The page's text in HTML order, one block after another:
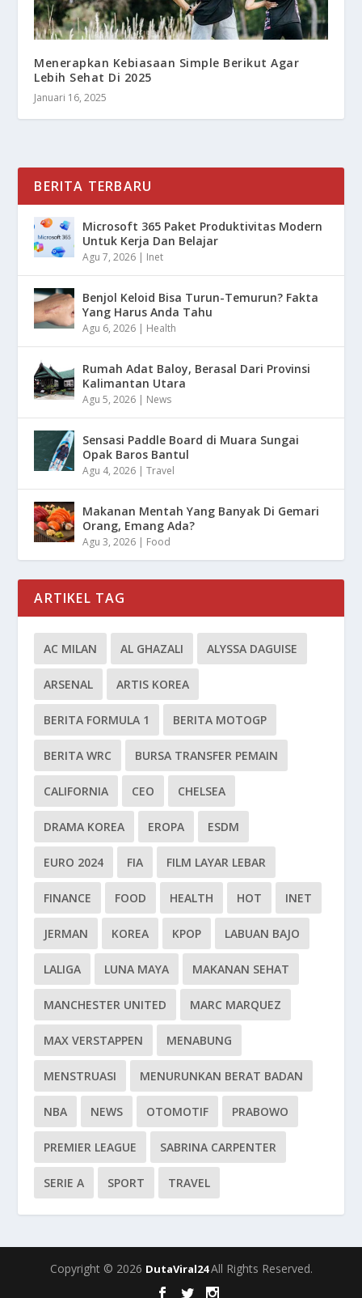
Menerapkan Kebiasaan Simple Berikut Agar
Lebih Sehat Di 2025
Januari 16, 2025
BERITA TERBARU
Microsoft 365 Paket Produktivitas Modern
Untuk Kerja Dan Belajar
Agu 7, 2026 | Inet
Benjol Keloid Bisa Turun-Temurun? Fakta
Yang Harus Anda Tahu
Agu 6, 2026 | Health
Rumah Adat Baloy, Berasal Dari Provinsi
Kalimantan Utara
Agu 5, 2026 | News
Sensasi Paddle Board di Muara Sungai
Opak Baros Bantul
Agu 4, 2026 |Travel
Makanan Mentah Yang Banyak Di Gemari
Orang, Emang Ada?
Agu 3, 2026 | Food
ARTIKEL TAG
AC MILAN AL GHAZALI ALYSSA DAGUISE
ARSENAL ARTIS KOREA
BERITA FORMULA 1 BERITA MOTOGP
BERITA WRC BURSA TRANSFER PEMAIN
CALIFORNIA CEO CHELSEA
DRAMA KOREA EROPA ESDM
EURO 2024 FIA FILM LAYAR LEBAR
FINANCE FOOD HEALTH HOT INET
JERMAN KOREA KPOP LABUAN BAJO
LALIGA LUNA MAYA MAKANAN SEHAT
MANCHESTER UNITED MARC MARQUEZ
MAX VERSTAPPEN MENABUNG
MENSTRUASI MENURUNKAN BERAT BADAN
NBA NEWS OTOMOTIF PRABOWO
PREMIER LEAGUE SABRINA CARPENTER
SERIE A SPORT TRAVEL
Copyright © 2026 DutaViral24All Rights Reserved.